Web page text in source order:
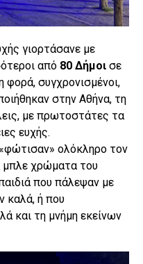
γιορτάσανε με
από 80 Δήμοι σε
συγχρονισμένοι,
στην Αθήνα, τη
με πρωτοστάτες τα
ευχής.
ολόκληρο τον
μπλε χρώματα του
που πάλεψαν με
καλά, ή που
και τη μνήμη εκείνων